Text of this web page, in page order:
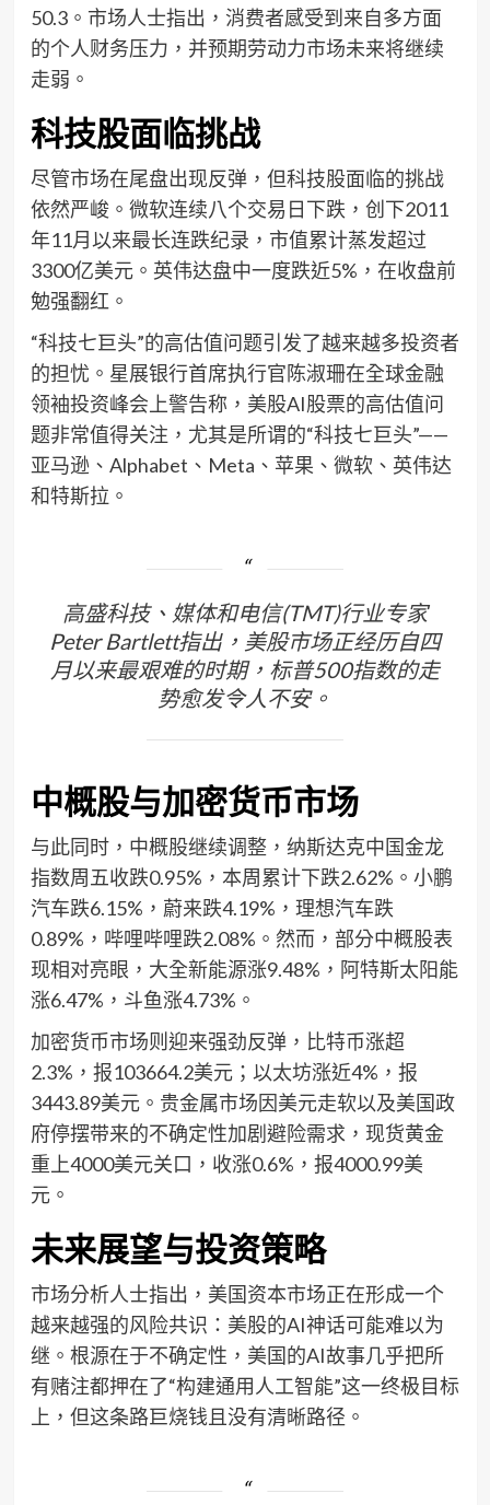
50.3。市场人士指出，消费者感受到来自多方面
的个人财务压力，并预期劳动力市场未来将继续
走弱。
科技股面临挑战
尽管市场在尾盘出现反弹，但科技股面临的挑战
依然严峻。微软连续八个交易日下跌，创下2011
年11月以来最长连跌纪录，市值累计蒸发超过
3300亿美元。英伟达盘中一度跌近5%，在收盘前
勉强翻红。
“科技七巨头”的高估值问题引发了越来越多投资者
的担忧。星展银行首席执行官陈淑珊在全球金融
领袖投资峰会上警告称，美股AI股票的高估值问
题非常值得关注，尤其是所谓的“科技七巨头”——
亚马逊、Alphabet、Meta、苹果、微软、英伟达
和特斯拉。
高盛科技、媒体和电信(TMT)行业专家
Peter Bartlett指出，美股市场正经历自四
月以来最艰难的时期，标普500指数的走
势愈发令人不安。
中概股与加密货币市场
与此同时，中概股继续调整，纳斯达克中国金龙
指数周五收跌0.95%，本周累计下跌2.62%。小鹏
汽车跌6.15%，蔚来跌4.19%，理想汽车跌
0.89%，哔哩哔哩跌2.08%。然而，部分中概股表
现相对亮眼，大全新能源涨9.48%，阿特斯太阳能
涨6.47%，斗鱼涨4.73%。
加密货币市场则迎来强劲反弹，比特币涨超
2.3%，报103664.2美元；以太坊涨近4%，报
3443.89美元。贵金属市场因美元走软以及美国政
府停摆带来的不确定性加剧避险需求，现货黄金
重上4000美元关口，收涨0.6%，报4000.99美
元。
未来展望与投资策略
市场分析人士指出，美国资本市场正在形成一个
越来越强的风险共识：美股的AI神话可能难以为
继。根源在于不确定性，美国的AI故事几乎把所
有赌注都押在了“构建通用人工智能”这一终极目标
上，但这条路巨烧钱且没有清晰路径。